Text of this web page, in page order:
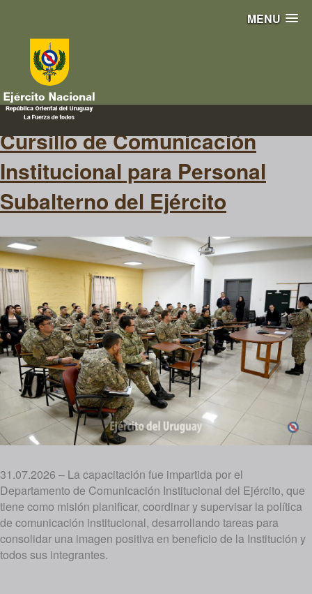
MENU
instrucción
Cursillo de Comunicación
Institucional para Personal
Subalterno del Ejército
31.07.2026 – La capacitación fue impartida por el
Departamento de Comunicación Institucional del Ejército, que
tiene como misión planificar, coordinar y supervisar la política
de comunicación institucional, desarrollando tareas para
consolidar una imagen positiva en beneficio de la Institución y
todos sus integrantes.